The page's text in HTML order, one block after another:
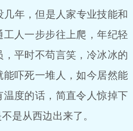
年，但是人家专业技能和
人一步步往上爬，年纪轻
平时不苟言笑，冷冰冰的
吓死一堆人，如今居然能
温度的话，简直令人惊掉下
是从西边出来了。